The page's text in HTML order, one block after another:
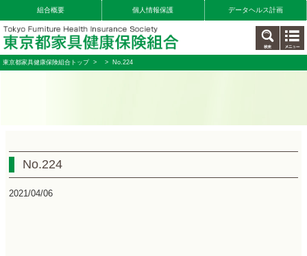
組合概要 個人情報保護 データヘルス計画
東京都家具健康保険組合トップ> > No.224
No.224
2021/04/06